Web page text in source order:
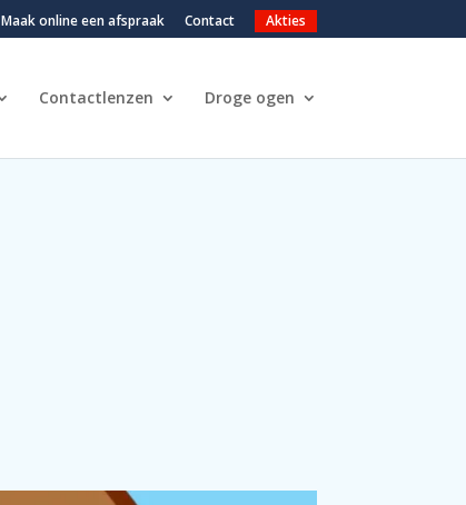
Maak online een afspraak Contact Akties
Contactlenzen Droge ogen